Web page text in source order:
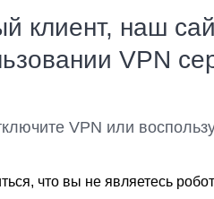
клиент, наш
VPN
VPN или
что вы не являетесь